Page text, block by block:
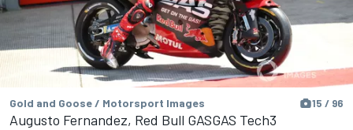
Gold and Goose / Motorsport Images 15 / 96
Augusto Fernandez, Red Bull GASGAS Tech3